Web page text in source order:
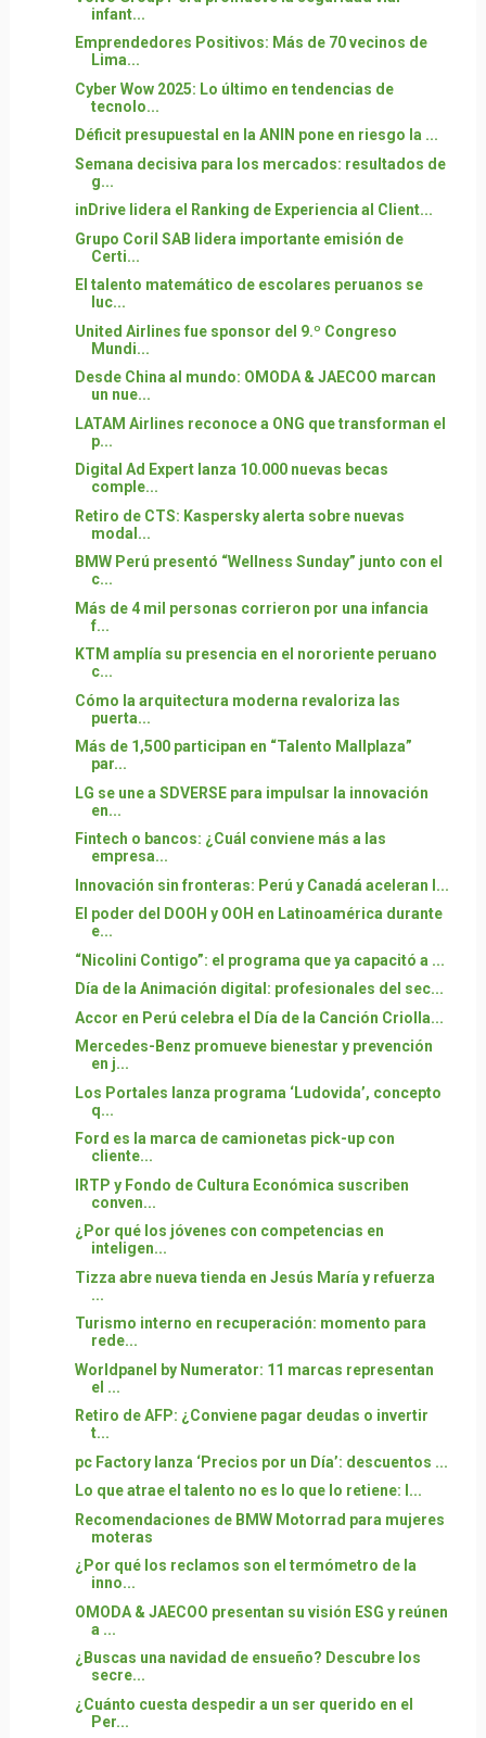
infant...
Emprendedores Positivos: Más de 70 vecinos de
Lima...
Cyber Wow 2025: Lo último en tendencias de
tecnolo...
Déficit presupuestal en la ANIN pone en riesgo la ...
Semana decisiva para los mercados: resultados de
g...
inDrive lidera el Ranking de Experiencia al Client...
Grupo Coril SAB lidera importante emisión de
Certi...
El talento matemático de escolares peruanos se
luc...
United Airlines fue sponsor del 9.º Congreso
Mundi...
Desde China al mundo: OMODA & JAECOO marcan
un nue...
LATAM Airlines reconoce a ONG que transforman el
p...
Digital Ad Expert lanza 10.000 nuevas becas
comple...
Retiro de CTS: Kaspersky alerta sobre nuevas
modal...
BMW Perú presentó “Wellness Sunday” junto con el
c...
Más de 4 mil personas corrieron por una infancia
f...
KTM amplía su presencia en el nororiente peruano
c...
Cómo la arquitectura moderna revaloriza las
puerta...
Más de 1,500 participan en “Talento Mallplaza”
par...
LG se une a SDVERSE para impulsar la innovación
en...
Fintech o bancos: ¿Cuál conviene más a las
empresa...
Innovación sin fronteras: Perú y Canadá aceleran l...
El poder del DOOH y OOH en Latinoamérica durante
e...
“Nicolini Contigo”: el programa que ya capacitó a ...
Día de la Animación digital: profesionales del sec...
Accor en Perú celebra el Día de la Canción Criolla...
Mercedes-Benz promueve bienestar y prevención
en j...
Los Portales lanza programa ‘Ludovida’, concepto
q...
Ford es la marca de camionetas pick-up con
cliente...
IRTP y Fondo de Cultura Económica suscriben
conven...
¿Por qué los jóvenes con competencias en
inteligen...
Tizza abre nueva tienda en Jesús María y refuerza
...
Turismo interno en recuperación: momento para
rede...
Worldpanel by Numerator: 11 marcas representan
el ...
Retiro de AFP: ¿Conviene pagar deudas o invertir
t...
pc Factory lanza ‘Precios por un Día’: descuentos ...
Lo que atrae el talento no es lo que lo retiene: l...
Recomendaciones de BMW Motorrad para mujeres
moteras
¿Por qué los reclamos son el termómetro de la
inno...
OMODA & JAECOO presentan su visión ESG y reúnen
a ...
¿Buscas una navidad de ensueño? Descubre los
secre...
¿Cuánto cuesta despedir a un ser querido en el
Per...